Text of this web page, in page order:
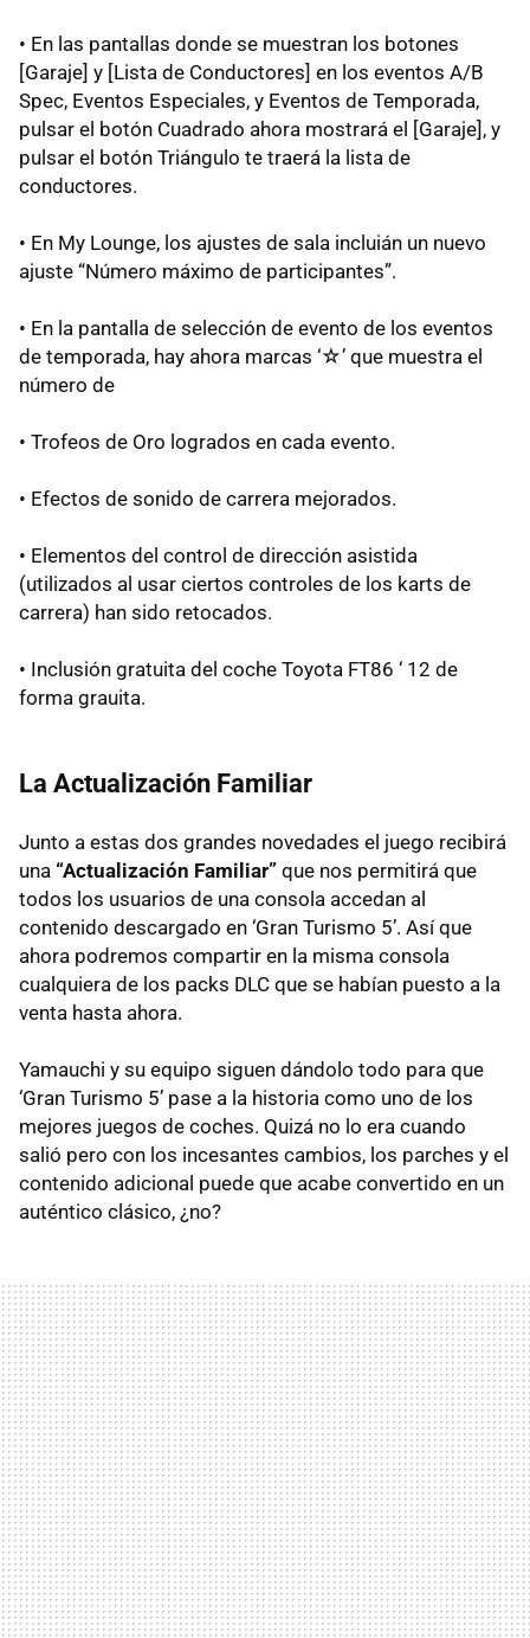
• En las pantallas donde se muestran los botones
[Garaje] y [Lista de Conductores] en los eventos A/B
Spec, Eventos Especiales, y Eventos de Temporada,
pulsar el botón Cuadrado ahora mostrará el [Garaje], y
pulsar el botón Triángulo te traerá la lista de
conductores.
• En My Lounge, los ajustes de sala incluián un nuevo
ajuste “Número máximo de participantes”.
• En la pantalla de selección de evento de los eventos
de temporada, hay ahora marcas ‘☆’ que muestra el
número de
• Trofeos de Oro logrados en cada evento.
• Efectos de sonido de carrera mejorados.
• Elementos del control de dirección asistida
(utilizados al usar ciertos controles de los karts de
carrera) han sido retocados.
• Inclusión gratuita del coche Toyota FT86 ‘ 12 de
forma grauita.
La Actualización Familiar
Junto a estas dos grandes novedades el juego recibirá
una “Actualización Familiar” que nos permitirá que
todos los usuarios de una consola accedan al
contenido descargado en ‘Gran Turismo 5’. Así que
ahora podremos compartir en la misma consola
cualquiera de los packs DLC que se habían puesto a la
venta hasta ahora.
Yamauchi y su equipo siguen dándolo todo para que
‘Gran Turismo 5’ pase a la historia como uno de los
mejores juegos de coches. Quizá no lo era cuando
salió pero con los incesantes cambios, los parches y el
contenido adicional puede que acabe convertido en un
auténtico clásico, ¿no?